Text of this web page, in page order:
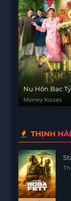
Nụ Hôn Bạc Tỷ
Money Kisses
THỊNH